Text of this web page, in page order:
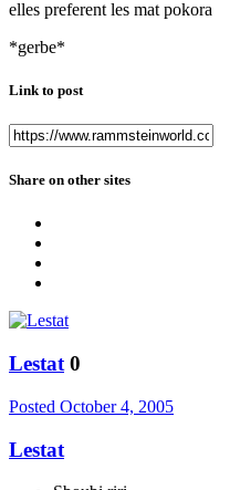
elles preferent les mat pokora
*gerbe*
Link to post
Share on other sites
Lestat 0
Posted October 4, 2005
Lestat